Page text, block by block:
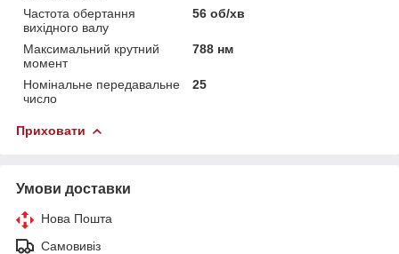
Частота обертання
вихідного валу
56 об/хв
Максимальний крутний
момент
788 нм
Номінальне передавальне
число
25
Приховати
Умови доставки
Нова Пошта
Самовивіз